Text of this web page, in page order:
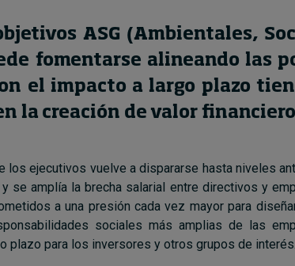
ASG (Ambientales,
fomentarse alineando las
el impacto a largo plazo
la creación de valor
los ejecutivos vuelve a dispararse hasta niveles
se amplía la brecha salarial entre directivos y
a una presión cada vez mayor para
sociales más amplias de las
plazo para los inversores y otros grupos de interés.